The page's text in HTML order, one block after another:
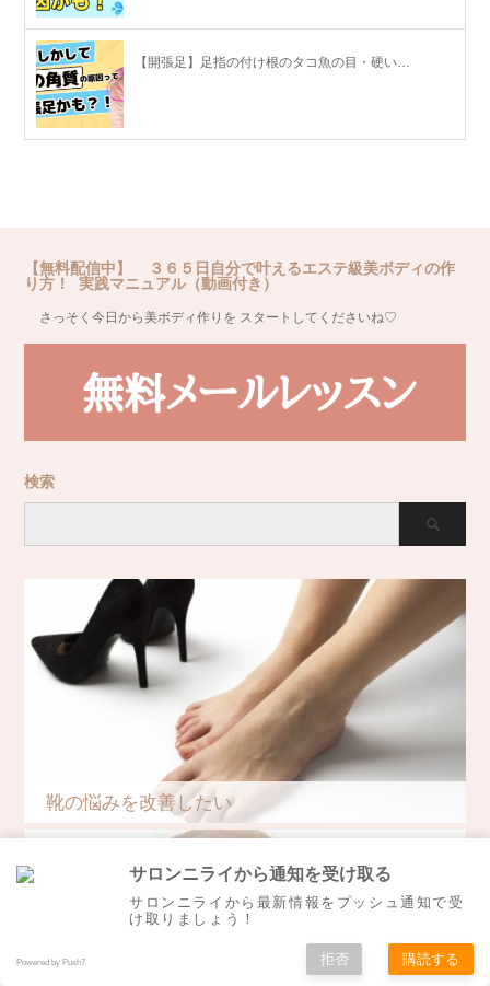
【開張足】足指の付け根のタコ魚の目・硬い…
【無料配信中】 ３６５日自分で叶えるエステ級美ボディの作
り方！ 実践マニュアル（動画付き）
さっそく今日から美ボディ作りを スタートしてくださいね♡
検索
靴の悩みを改善したい
サロンニライから通知を受け取る
サロンニライから最新情報をプッシュ通知で受
け取りましょう！
Powered by Push7 拒否 購読する